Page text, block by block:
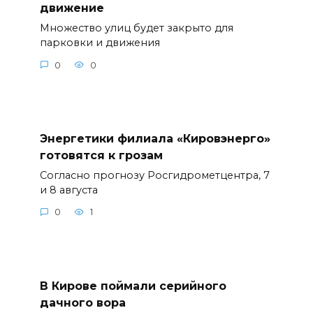
движение
Множество улиц будет закрыто для
парковки и движения
0 0
Энергетики филиала «Кировэнерго»
готовятся к грозам
Согласно прогнозу Росгидрометцентра, 7
и 8 августа
0 1
В Кирове поймали серийного
дачного вора